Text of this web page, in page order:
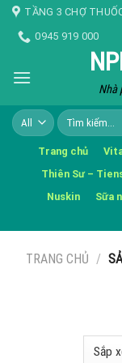
Skip TẦNG 3 CHỢ
0945 919 000
Nhà
Tìm
kiếm:
Trang chủ
Thiên Sư –
Nuskin
Sữa
TRANG CHỦ /